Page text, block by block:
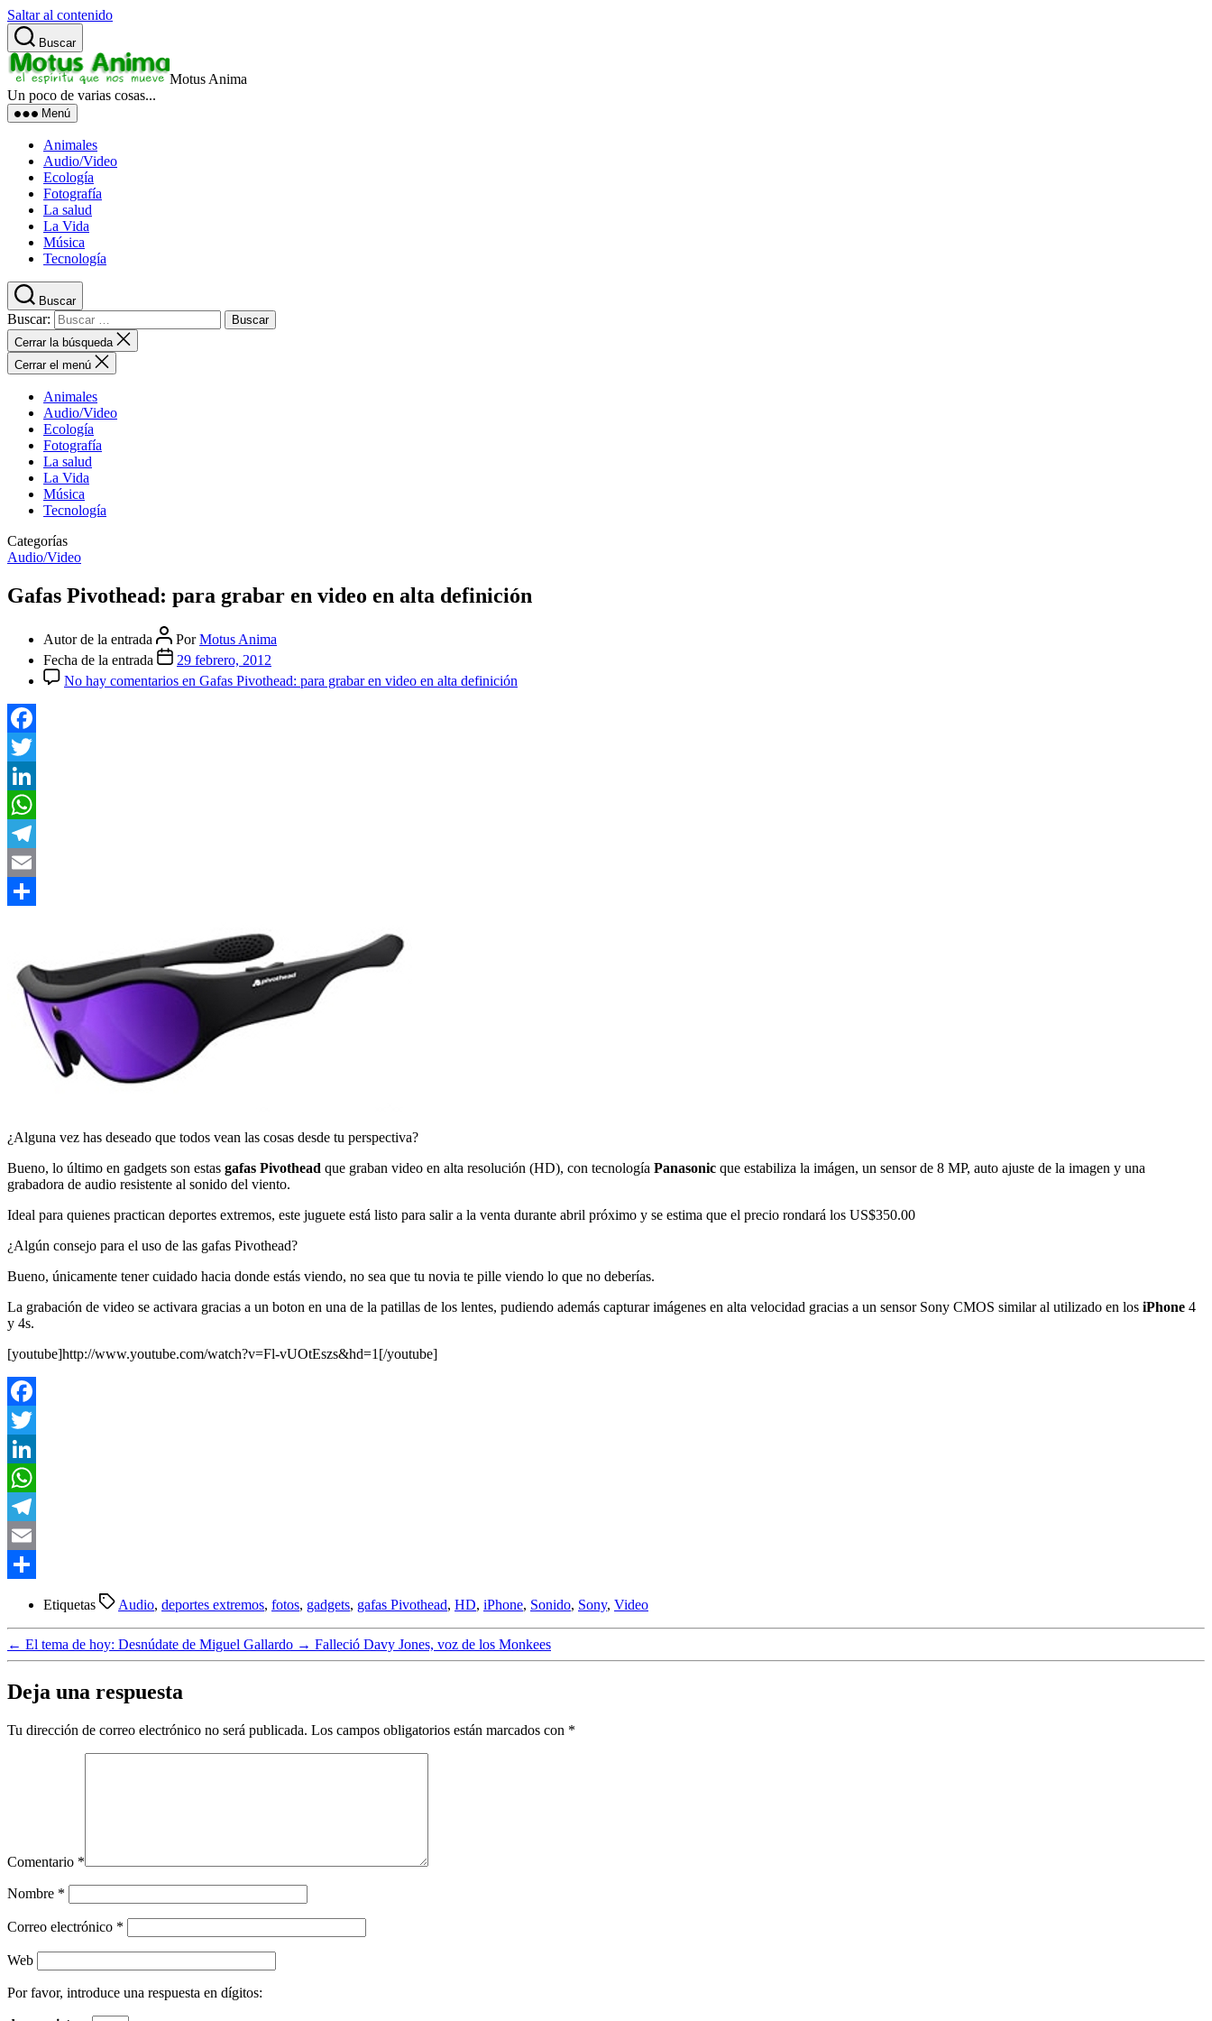
Saltar al contenido
Buscar
Motus Anima
Un poco de varias cosas...
Menú
Animales
Audio/Video
Ecología
Fotografía
La salud
La Vida
Música
Tecnología
Buscar
Buscar:
Cerrar la búsqueda
Cerrar el menú
Animales
Audio/Video
Ecología
Fotografía
La salud
La Vida
Música
Tecnología
Categorías
Audio/Video
Gafas Pivothead: para grabar en video en alta definición
Autor de la entrada PorMotus Anima
Fecha de la entrada
29 febrero, 2012
No hay comentarios en Gafas Pivothead: para grabar en video en alta definición
Facebook
Twitter
LinkedIn
WhatsApp
Telegram
Email
¿Alguna vez has deseado que todos vean las cosas desde tu perspectiva?
Bueno, lo último en gadgets son estas gafas Pivothead que graban video en alta resolución (HD), con tecnología Panasonic que estabiliza la imágen, un sensor de 8 MP, auto ajuste de la imagen y una
grabadora de audio resistente al sonido del viento.
Ideal para quienes practican deportes extremos, este juguete está listo para salir a la venta durante abril próximo y se estima que el precio rondará los US$350.00
¿Algún consejo para el uso de las gafas Pivothead?
Bueno, únicamente tener cuidado hacia donde estás viendo, no sea que tu novia te pille viendo lo que no deberías.
La grabación de video se activara gracias a un boton en una de la patillas de los lentes, pudiendo además capturar imágenes en alta velocidad gracias a un sensor Sony CMOS similar al utilizado en los iPhone 4
y 4s.
[youtube]http://www.youtube.com/watch?v=Fl-vUOtEszs&hd=1[/youtube]
Facebook
Twitter
LinkedIn
WhatsApp
Telegram
Email
Etiquetas Audio, deportes extremos, fotos, gadgets, gafas Pivothead, HD, iPhone, Sonido, Sony, Video
← El tema de hoy: Desnúdate de Miguel Gallardo → Falleció Davy Jones, voz de los Monkees
Deja una respuesta
Tu dirección de correo electrónico no será publicada. Los campos obligatorios están marcados con *
Comentario *
Nombre *
Correo electrónico *
Web
Por favor, introduce una respuesta en dígitos: